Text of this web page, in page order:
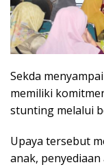
Sekda
memiliki
stunting melalui
Upaya tersebut
anak,